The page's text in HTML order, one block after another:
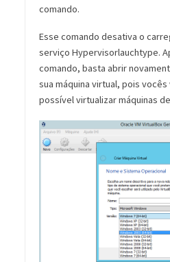
comando.
Esse comando desativa o
serviço Hypervisorlauchtype.
comando, basta abrir
sua máquina virtual, pois
possível virtualizar máquinas